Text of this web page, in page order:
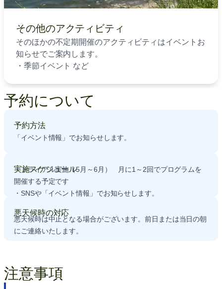
その他のアクティビティ
そのほかの不定期開催のアクティビティはイベントお
知らせでご案内します。
・季節イベント など
予約について
予約方法
「イベント情報」でお知らせします。
実施スケジュール
・トライアル実施（5月～6月） 月に1～2回でプログラムを
開催する予定です
・SNSや「イベント情報」 でお知らせします。
悪天候時の対応
悪天候時は中止となる場合がございます。前日または当日の朝
にご連絡いたします。
注意事項